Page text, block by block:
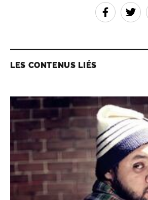
LES CONTENUS LIÉS